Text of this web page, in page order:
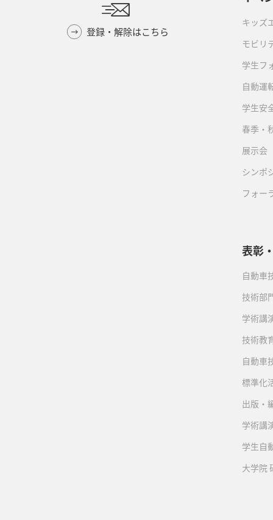
登録・解除はこちら
キッズ
モビリ
学生フ
自動運
学生安
春季・
展示会
シンポ
フォー
表彰
自動車
技術部
学術講
技術教
自動車
標準化
出版・
学術講
学生自
大学院